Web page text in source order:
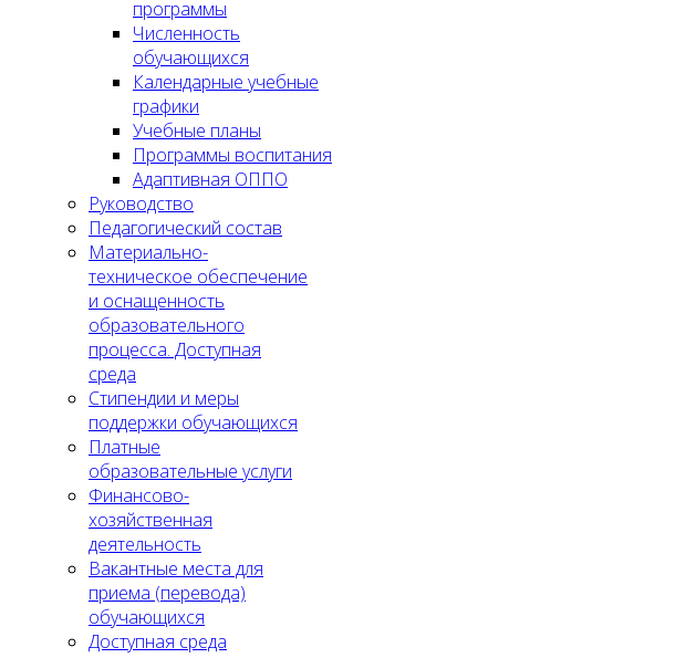
программы
Численность
обучающихся
Календарные учебные
графики
Учебные планы
Программы воспитания
Адаптивная ОППО
Руководство
Педагогический состав
Материально-
техническое обеспечение
и оснащенность
образовательного
процесса. Доступная
среда
Стипендии и меры
поддержки обучающихся
Платные
образовательные услуги
Финансово-
хозяйственная
деятельность
Вакантные места для
приема (перевода)
обучающихся
Доступная среда